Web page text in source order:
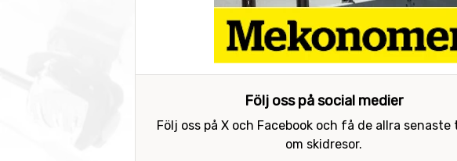
Följ oss på social medier
Följ oss på X och Facebook och få de allra senaste
om skidresor.